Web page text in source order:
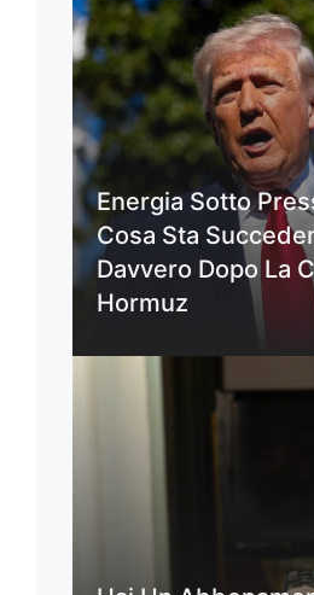
Energia Sotto
Cosa Sta
Davvero Dopo La
Hormuz